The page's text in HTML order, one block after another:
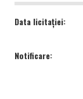
Data licitației:
Notificare: